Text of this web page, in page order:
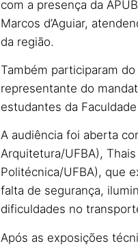
com a presença da
Marcos d’Aguiar,
da região.
Também participaram
representante do
estudantes da
A audiência foi aberta
Arquitetura/UFBA),
Politécnica/UFBA), que
falta de segurança,
dificuldades no
Após as exposições